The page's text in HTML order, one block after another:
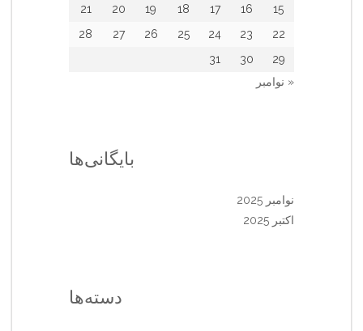
15
16
17
18
19
20
21
22
23
24
25
26
27
28
29
30
31
« نوامبر
بایگانی‌ها
نوامبر 2025
اکتبر 2025
دسته‌ها